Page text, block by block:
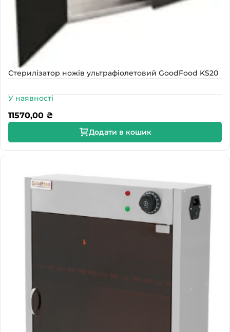
Стерилізатор ножів ультрафіолетовий GoodFood KS20
У наявності
11570,00 ₴
Додати в кошик